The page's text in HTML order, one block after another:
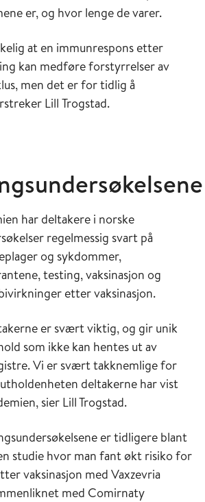
er, og hvor lenge de varer.
at en immunrespons etter
kan medføre forstyrrelser av
men det er for tidlig å
Lill Trogstad.
har deltakere i norske
regelmessig svart på
og sykdommer,
testing, vaksinasjon og
etter vaksinasjon.
er svært viktig, og gir unik
som ikke kan hentes ut av
Vi er svært takknemlige for
deltakerne har vist
sier Lill Trogstad.
er tidligere blant
studie hvor man fant økt risiko for
vaksinasjon med Vaxzevria
med Comirnaty